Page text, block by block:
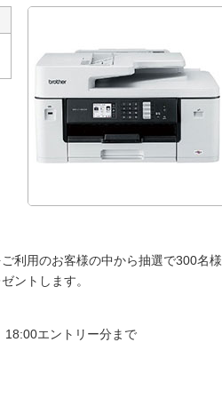
利用のお客様の中から抽選で300名様
ントします。
エントリー分まで